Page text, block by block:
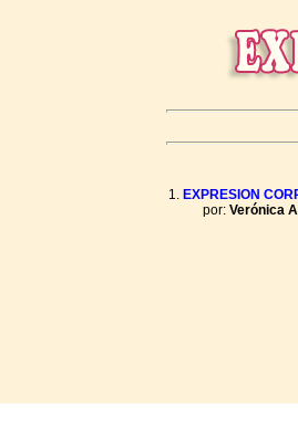
EXPRESION
por: Verónica